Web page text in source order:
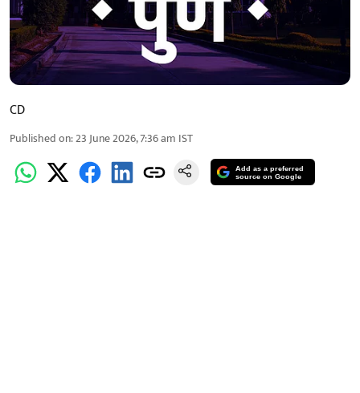
CD
Published on:23 June 2026, 7:36 am IST
Add as a preferred
source on Google